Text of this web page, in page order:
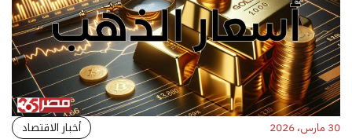
30 مارس، 2026 أخبار الاقتصاد